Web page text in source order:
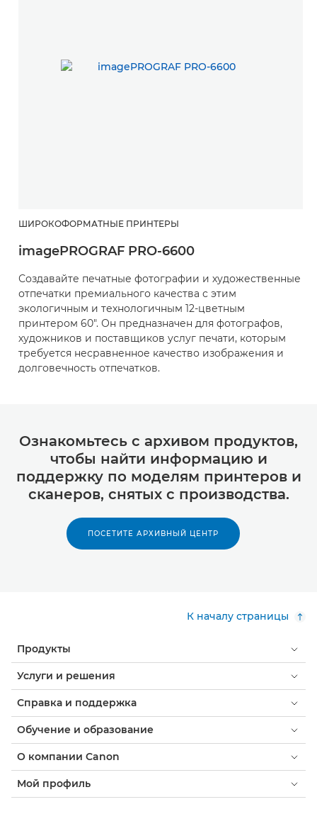
ШИРОКОФОРМАТНЫЕ ПРИНТЕРЫ
imagePROGRAF PRO-6600
Создавайте печатные фотографии и художественные
отпечатки премиального качества с этим
экологичным и технологичным 12-цветным
принтером 60". Он предназначен для фотографов,
художников и поставщиков услуг печати, которым
требуется несравненное качество изображения и
долговечность отпечатков.
Ознакомьтесь с архивом продуктов,
чтобы найти информацию и
поддержку по моделям принтеров и
сканеров, снятых с производства.
ПОСЕТИТЕ АРХИВНЫЙ ЦЕНТР
К началу страницы
Продукты
Услуги и решения
Справка и поддержка
Обучение и образование
О компании Canon
Мой профиль